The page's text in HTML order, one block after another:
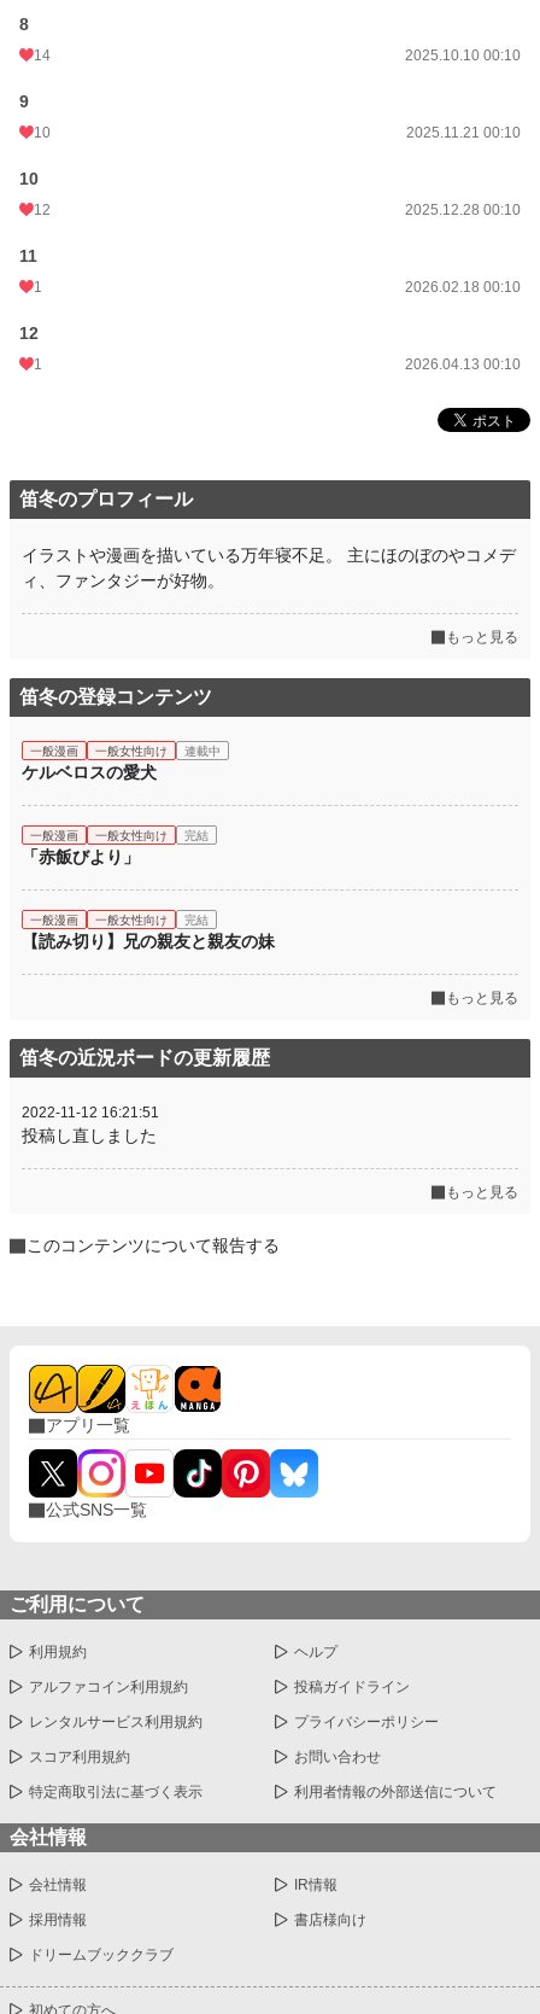
8
14 2025.10.10 00:10
9
10 2025.11.21 00:10
10
12 2025.12.28 00:10
11
1 2026.02.18 00:10
12
1 2026.04.13 00:10
笛冬のプロフィール
イラストや漫画を描いている万年寝不足。 主にほのぼのやコメデ
ィ、ファンタジーが好物。
もっと見る
笛冬の登録コンテンツ
一般漫画 一般女性向け 連載中
ケルベロスの愛犬
一般漫画 一般女性向け 完結
「赤飯びより」
一般漫画 一般女性向け 完結
【読み切り】兄の親友と親友の妹
もっと見る
笛冬の近況ボードの更新履歴
2022-11-12 16:21:51
投稿し直しました
もっと見る
このコンテンツについて報告する
アプリ一覧
公式SNS一覧
ご利用について
利用規約 ヘルプ
アルファコイン利用規約 投稿ガイドライン
レンタルサービス利用規約 プライバシーポリシー
スコア利用規約 お問い合わせ
特定商取引法に基づく表示 利用者情報の外部送信について
会社情報
会社情報 IR情報
採用情報 書店様向け
ドリームブッククラブ
初めての方へ